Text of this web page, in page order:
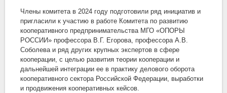
Члены комитета в 2024 году подготовили ряд инициатив и
пригласили к участию в работе Комитета по развитию
кооперативного предпринимательства МГО «ОПОРЫ
РОССИИ» профессора В.Г. Егорова, профессора А.В.
Соболева и ряд других крупных экспертов в сфере
кооперации, с целью развития теории кооперации и
дальнейшей интеграции ее в практику делового оборота
кооперативного сектора Российской Федерации, выработки
и продвижения кооперативных кейсов.